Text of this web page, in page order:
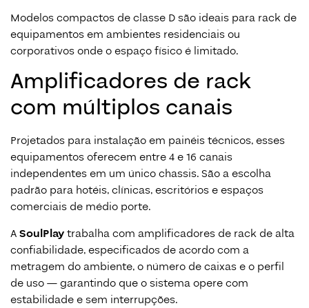
Modelos compactos de classe D são ideais para rack de
equipamentos em ambientes residenciais ou
corporativos onde o espaço físico é limitado.
Amplificadores de rack
com múltiplos canais
Projetados para instalação em painéis técnicos, esses
equipamentos oferecem entre 4 e 16 canais
independentes em um único chassis. São a escolha
padrão para hotéis, clínicas, escritórios e espaços
comerciais de médio porte.
ASoulPlaytrabalha com amplificadores de rack de alta
confiabilidade, especificados de acordo com a
metragem do ambiente, o número de caixas e o perfil
de uso — garantindo que o sistema opere com
estabilidade e sem interrupções.